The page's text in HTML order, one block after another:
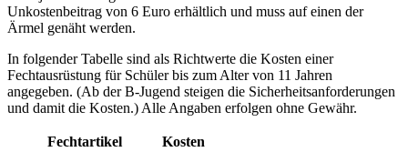
Unkostenbeitrag von 6 Euro erhältlich und muss auf einen der
Ärmel genäht werden.
In folgender Tabelle sind als Richtwerte die Kosten einer
Fechtausrüstung für Schüler bis zum Alter von 11 Jahren
angegeben. (Ab der B-Jugend steigen die Sicherheitsanforderungen
und damit die Kosten.) Alle Angaben erfolgen ohne Gewähr.
Fechtartikel
Kosten